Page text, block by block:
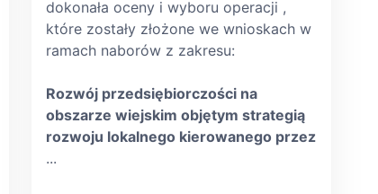
dokonała oceny i wyboru operacji ,
które zostały złożone we wnioskach w
ramach naborów z zakresu:
Rozwój przedsiębiorczości na
obszarze wiejskim objętym strategią
rozwoju lokalnego kierowanego przez
...